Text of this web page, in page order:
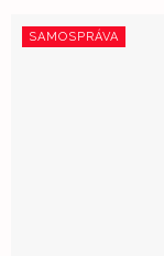
SAMOSPRÁVA